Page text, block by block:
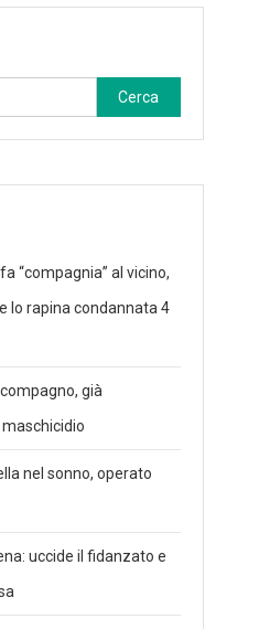
Ricerca
per:
“compagnia” al vicino,
lo rapina condannata 4
già
nel sonno, operato
uccide il fidanzato e